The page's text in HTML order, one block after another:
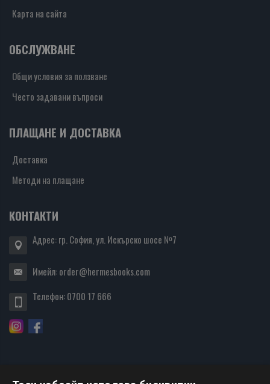
Карта на сайта
ОБСЛУЖВАНЕ
Общи условия за ползване
Често задавани въпроси
ПЛАЩАНЕ И ДОСТАВКА
Доставка
Методи на плащане
КОНТАКТИ
Адрес: гр. София, ул. Искърско шосе №7
Имейл:order@hermesbooks.com
Телефон:0700 17 666